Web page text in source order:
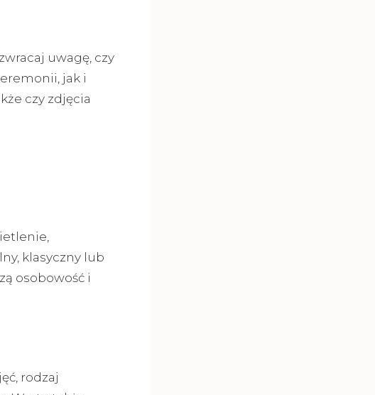
uwagę, czy
jak i
czy zdjęcia
klasyczny lub
osobowość i
rodzaj